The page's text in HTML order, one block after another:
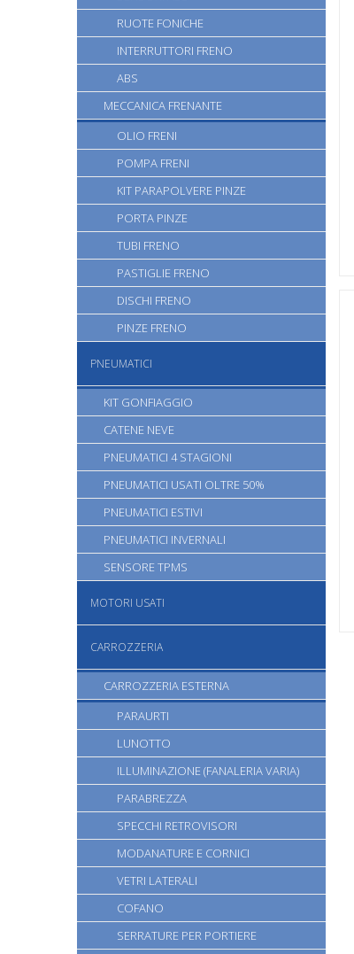
RUOTE FONICHE
INTERRUTTORI FRENO
ABS
MECCANICA FRENANTE
OLIO FRENI
POMPA FRENI
KIT PARAPOLVERE PINZE
PORTA PINZE
TUBI FRENO
PASTIGLIE FRENO
DISCHI FRENO
PINZE FRENO
PNEUMATICI
KIT GONFIAGGIO
CATENE NEVE
PNEUMATICI 4 STAGIONI
PNEUMATICI USATI OLTRE 50%
PNEUMATICI ESTIVI
PNEUMATICI INVERNALI
SENSORE TPMS
MOTORI USATI
CARROZZERIA
CARROZZERIA ESTERNA
PARAURTI
LUNOTTO
ILLUMINAZIONE (FANALERIA VARIA)
PARABREZZA
SPECCHI RETROVISORI
MODANATURE E CORNICI
VETRI LATERALI
COFANO
SERRATURE PER PORTIERE